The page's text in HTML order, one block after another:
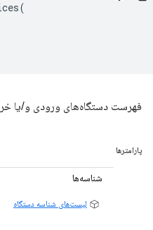
(
فهرست دستگاه‌های ورودی و/یا
پارامترها
شناسه‌ها
لیست‌های شناسه دستگاه